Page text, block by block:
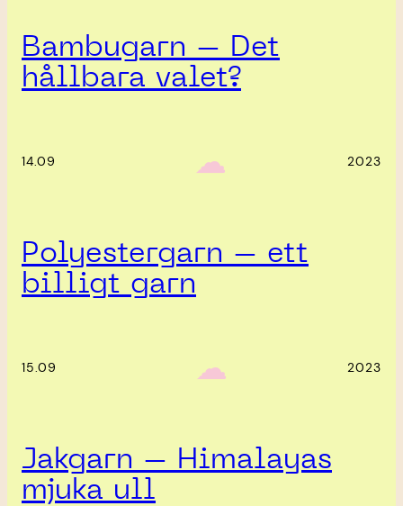
Bambugarn – Det
hållbara valet?
14.09 ‎ ‎‎ ☁︎‎‎ 2023
Polyestergarn – ett
billigt garn
15.09 ‎ ‎‎ ☁︎‎‎ 2023
Jakgarn – Himalayas
mjuka ull